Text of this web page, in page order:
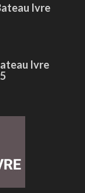
Ivre
Ivre